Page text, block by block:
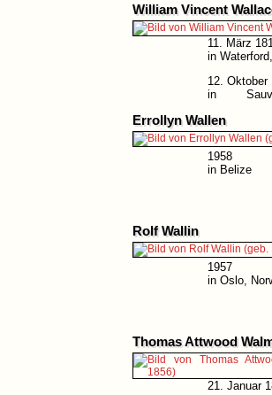
William Vincent
11. März
in
12. Oktober
in
Errollyn Wallen
1958
in Belize
Rolf Wallin
1957
in Oslo,
Thomas Attwood
21. Januar